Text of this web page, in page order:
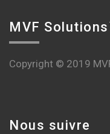
MVF
Copyright © 2019
Nous suivre